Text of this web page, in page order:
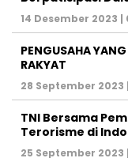
14 Desember 2023 |
PENGUSAHA
RAKYAT
28 September 2023 |
TNI Bersama
Terorisme di
25 September 2023